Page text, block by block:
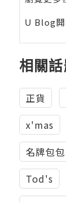
U Blog開
相關
正貨
x'mas
名牌包
Tod's